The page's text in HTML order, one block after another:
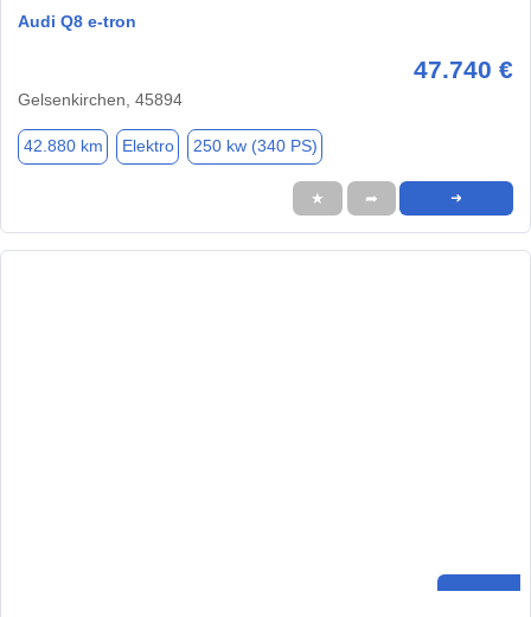
Audi Q8 e-tron
47.740 €
Gelsenkirchen, 45894
42.880 km Elektro 250 kw (340 PS)
★ ➦ ➜